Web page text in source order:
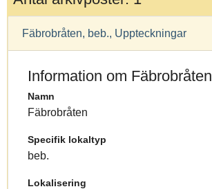
Fäbrobråten, beb., Uppteckningar
Information om Fäbrobråten
Namn
Fäbrobråten
Specifik lokaltyp
beb.
Lokalisering